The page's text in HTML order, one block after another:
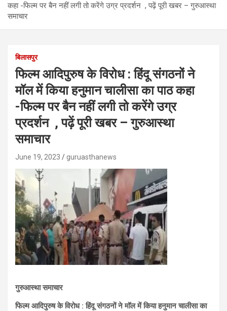
कहा -फिल्म पर बैन नहीं लगी तो करेंगे उग्र प्रदर्शन , पढ़ें पूरी खबर – गुरुआस्था
समाचार
बिलासपुर
फिल्म आदिपुरुष के विरोध : हिंदू संगठनों ने
मॉल में किया हनुमान चालीसा का पाठ कहा
-फिल्म पर बैन नहीं लगी तो करेंगे उग्र
प्रदर्शन , पढ़ें पूरी खबर – गुरुआस्था
समाचार
June 19, 2023 guruasthanews
गुरुआस्था समाचार
फिल्म आदिपुरुष के विरोध : हिंदू संगठनों ने मॉल में किया हनुमान चालीसा का